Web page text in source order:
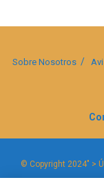
Sobre Nosotros
© Copyright 2024" >